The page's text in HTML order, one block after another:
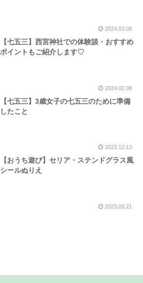
2024.03.08
【七五三】西宮神社での体験談・おすすめ
ポイントもご紹介します♡
2024.02.08
【七五三】3歳女子の七五三のために準備
したこと
2023.12.13
【おうち遊び】セリア・ステンドグラス風
シールぬりえ
2023.09.21